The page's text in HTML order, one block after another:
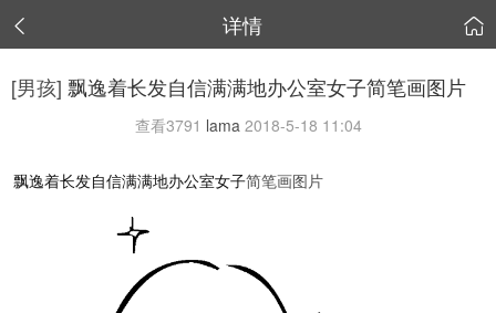
 详情 
[男孩] 飘逸着长发自信满满地办公室女子简笔画图片
查看3791 lama2018-5-18 11:04
飘逸着长发自信满满地办公室女子简笔画图片